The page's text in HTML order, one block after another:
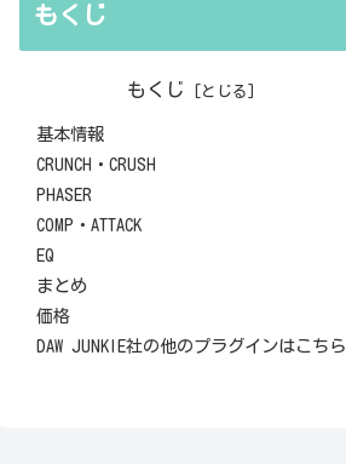
もくじ
もくじ
基本情報
CRUNCH・CRUSH
PHASER
COMP・ATTACK
EQ
まとめ
価格
DAW JUNKIE社の他のプラグインはこちら